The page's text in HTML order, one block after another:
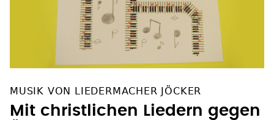
MUSIK VON LIEDERMACHER JÖCKER
Mit christlichen Liedern gegen